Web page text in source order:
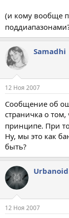
(и кому вообще
Samadhi
12 Ноя 2007
Сообщение об
страничка о том,
принципе. При
Ну, мы это как
быть?
Urbanoid
12 Ноя 2007